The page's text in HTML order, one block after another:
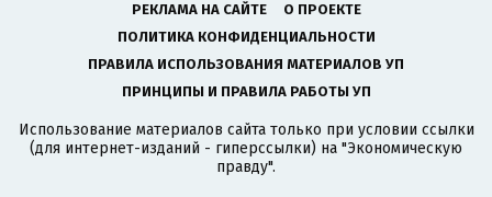
РЕКЛАМА НА САЙТЕ
О ПРОЕКТЕ
ПОЛИТИКА КОНФИДЕНЦИАЛЬНОСТИ
ПРАВИЛА ИСПОЛЬЗОВАНИЯ МАТЕРИАЛОВ УП
ПРИНЦИПЫ И ПРАВИЛА РАБОТЫ УП
Использование материалов сайта только при условии ссылки
(для интернет-изданий - гиперссылки) на "Экономическую
правду".